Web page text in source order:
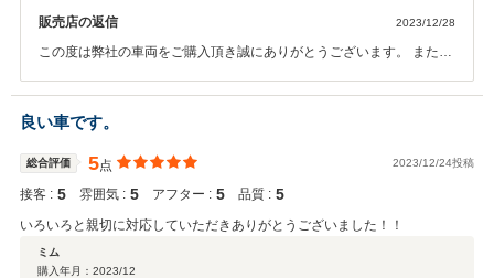
販売店の返信 2023/12/28
この度は弊社の車両をご購入頂き誠にありがとうございます。 またこ
サポートさせて頂きますので 何かお困りごとが起きた際はお気軽にご
連絡くださいませ。
良い車です。
総合評価 5点 2023/12/24投稿
接客 : 5 雰囲気 : 5 アフター : 5 品質 : 5
いろいろと親切に対応していただきありがとうございました！！
ミム
購入年月： 2023/12